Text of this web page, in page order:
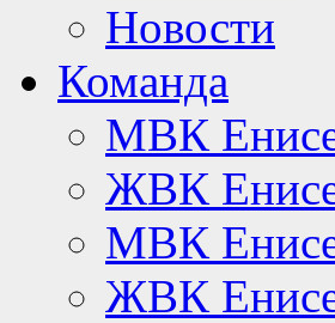
Новости
Команда
МВК
ЖВК
МВК
ЖВК